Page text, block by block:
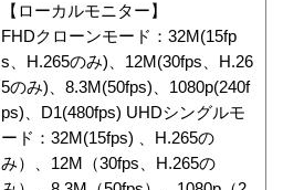
【ローカルモニター】
FHDクローンモード：32M(15fp
s、H.265のみ)、12M(30fps、H.26
5のみ)、8.3M(50fps)、1080p(240f
ps)、D1(480fps) UHDシングルモ
ード：32M(15fps) 、H.265の
み）、12M（30fps、H.265の